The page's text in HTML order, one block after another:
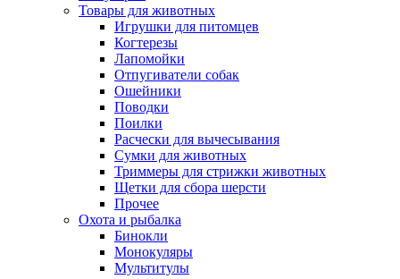
Товары для животных
Игрушки для питомцев
Когтерезы
Лапомойки
Отпугиватели собак
Ошейники
Поводки
Поилки
Расчески для вычесывания
Сумки для животных
Триммеры для стрижки животных
Щетки для сбора шерсти
Прочее
Охота и рыбалка
Бинокли
Монокуляры
Мультитулы